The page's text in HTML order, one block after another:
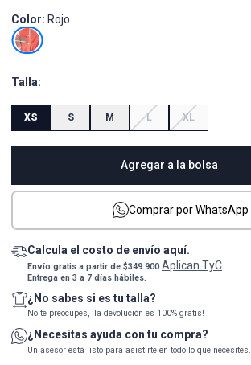
Color: Rojo
Talla:
XS S M L XL
Agregar a la bolsa
Comprar por WhatsApp
Calcula el costo de envío aquí.
Envío gratis a partir de $349.900Aplican TyC.
Entrega en 3 a 7 días hábiles.
¿No sabes si es tu talla?
No te preocupes, ¡la devolución es 100% gratis!
¿Necesitas ayuda con tu compra?
Un asesor está listo para asistirte en todo lo que necesites.